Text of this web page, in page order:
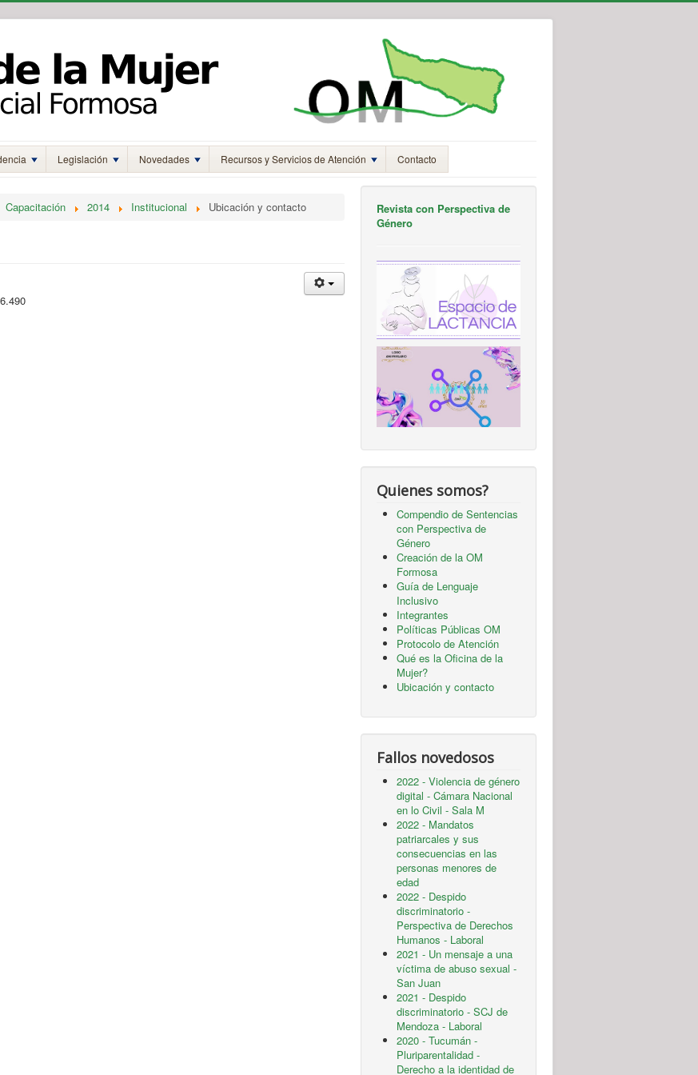
Legislación Novedades Recursos y Servicios de Atención Contacto
Capacitación 2014 Institucional Ubicación y contacto
Revista con Perspectiva de
Género
Quienes somos?
Compendio de Sentencias
con Perspectiva de
Género
Creación de la OM
Formosa
Guía de Lenguaje
Inclusivo
Integrantes
Políticas Públicas OM
Protocolo de Atención
Qué es la Oficina de la
Mujer?
Ubicación y contacto
Fallos novedosos
2022 - Violencia de género
digital - Cámara Nacional
en lo Civil - Sala M
2022 - Mandatos
patriarcales y sus
consecuencias en las
personas menores de
edad
2022 - Despido
discriminatorio -
Perspectiva de Derechos
Humanos - Laboral
2021 - Un mensaje a una
víctima de abuso sexual -
San Juan
2021 - Despido
discriminatorio - SCJ de
Mendoza - Laboral
2020 - Tucumán -
Pluriparentalidad -
Derecho a la identidad de